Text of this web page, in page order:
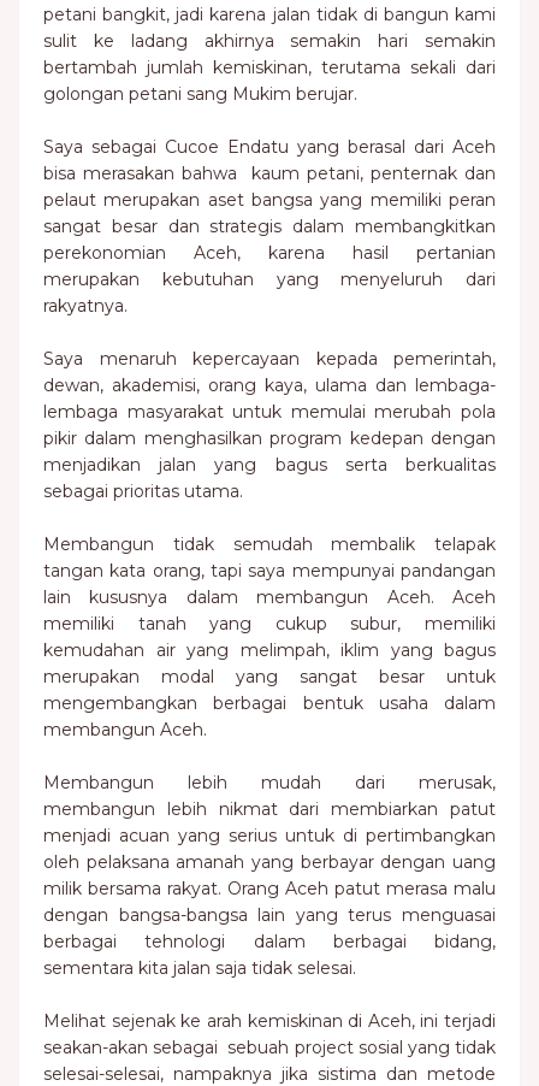
petani bangkit, jadi karena jalan tidak di bangun kami
sulit ke ladang akhirnya semakin hari semakin
bertambah jumlah kemiskinan, terutama sekali dari
golongan petani sang Mukim berujar.
Saya sebagai Cucoe Endatu yang berasal dari Aceh
bisa merasakan bahwa kaum petani, penternak dan
pelaut merupakan aset bangsa yang memiliki peran
sangat besar dan strategis dalam membangkitkan
perekonomian Aceh, karena hasil pertanian
merupakan kebutuhan yang menyeluruh dari
rakyatnya.
Saya menaruh kepercayaan kepada pemerintah,
dewan, akademisi, orang kaya, ulama dan lembaga-
lembaga masyarakat untuk memulai merubah pola
pikir dalam menghasilkan program kedepan dengan
menjadikan jalan yang bagus serta berkualitas
sebagai prioritas utama.
Membangun tidak semudah membalik telapak
tangan kata orang, tapi saya mempunyai pandangan
lain kususnya dalam membangun Aceh. Aceh
memiliki tanah yang cukup subur, memiliki
kemudahan air yang melimpah, iklim yang bagus
merupakan modal yang sangat besar untuk
mengembangkan berbagai bentuk usaha dalam
membangun Aceh.
Membangun lebih mudah dari merusak,
membangun lebih nikmat dari membiarkan patut
menjadi acuan yang serius untuk di pertimbangkan
oleh pelaksana amanah yang berbayar dengan uang
milik bersama rakyat. Orang Aceh patut merasa malu
dengan bangsa-bangsa lain yang terus menguasai
berbagai tehnologi dalam berbagai bidang,
sementara kita jalan saja tidak selesai.
Melihat sejenak ke arah kemiskinan di Aceh, ini terjadi
seakan-akan sebagai sebuah project sosial yang tidak
selesai-selesai, nampaknya jika sistima dan metode